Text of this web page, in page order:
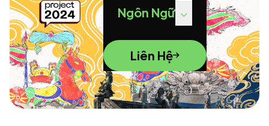
Ngôn Ngữ
Liên Hệ